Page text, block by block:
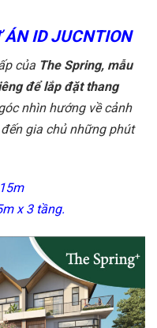
ÁN ID JUCNTION
của The Spring, mẫu
để lắp đặt thang
nhìn hướng về cảnh
gia chủ những phút
x 3 tầng.